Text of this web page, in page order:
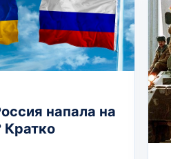
напала на
Кратко